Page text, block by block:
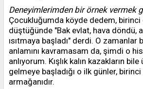
Deneyimlerimden bir örnek vermek
Çocukluğumda köyde dedem, birinci
düştüğünde "Bak evlat, hava döndü,
ısıtmaya başladı" derdi. O zamanlar
anlamını kavramasam da, şimdi o
anlıyorum. Kışlık kalın kazakların
gelmeye başladığı o ilk günler,
armağanıdır.